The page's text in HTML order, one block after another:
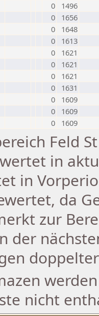
0
1496
0
1656
0
1648
0
1613
0
1621
0
1621
0
1621
0
1631
0
1609
0
1609
0 1609
Feld
in
in
da
zur
der
nicht